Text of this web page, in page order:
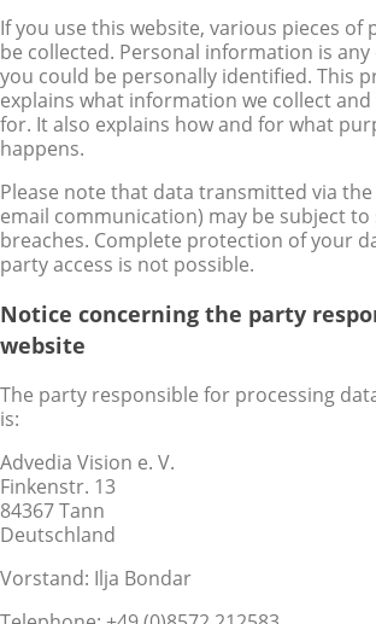
If you use this website, various pieces of
be collected. Personal information is
you could be personally identified. This
explains what information we collect
for. It also explains how and for what
happens.
Please note that data transmitted via
email communication) may be subject
breaches. Complete protection of your
party access is not possible.
Notice concerning the party
website
The party responsible for processing
is:
Advedia Vision e. V.
Finkenstr. 13
84367 Tann
Deutschland
Vorstand: Ilja Bondar